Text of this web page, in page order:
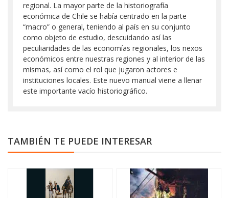
regional. La mayor parte de la historiografía
económica de Chile se había centrado en la parte
“macro” o general, teniendo al país en su conjunto
como objeto de estudio, descuidando así las
peculiaridades de las economías regionales, los nexos
económicos entre nuestras regiones y al interior de las
mismas, así como el rol que jugaron actores e
instituciones locales. Este nuevo manual viene a llenar
este importante vacío historiográfico.
TAMBIÉN TE PUEDE INTERESAR